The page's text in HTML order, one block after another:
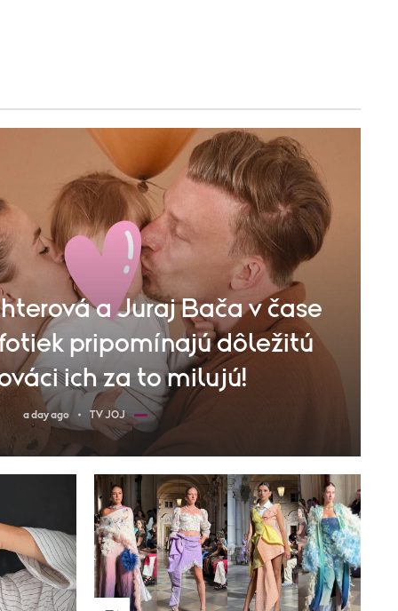
a Juraj Bača v čase
pripomínajú dôležitú
ich za to milujú!
a day ago TV JOJ